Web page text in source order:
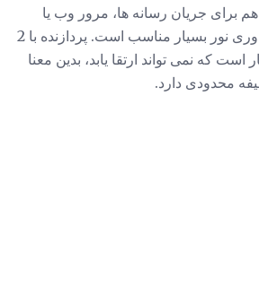
برای جریان رسانه ها، مرور وب یا
برخی برنامه های بهره وری نور بسیار مناسب است. پردازنده با 2
که نمی تواند ارتقا یابد، بدین معنا
محدودی دارد.